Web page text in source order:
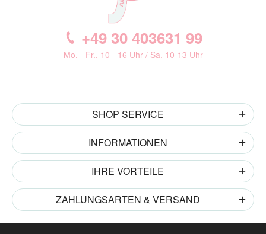
+49 30 403631 99
Mo. - Fr., 10 - 16 Uhr / Sa. 10-13 Uhr
SHOP SERVICE
INFORMATIONEN
IHRE VORTEILE
ZAHLUNGSARTEN & VERSAND